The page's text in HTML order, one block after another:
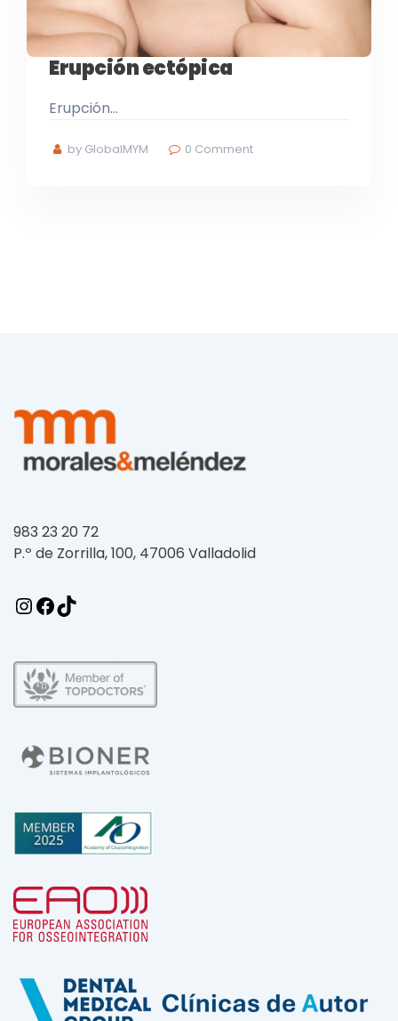
Erupción ectópica
Erupción…
by GlobalMYM 0 Comment
983 23 20 72
P.º de Zorrilla, 100, 47006 Valladolid